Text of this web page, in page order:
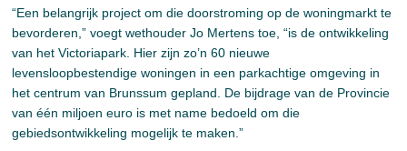
“Een belangrijk project om die doorstroming op de woningmarkt te
bevorderen,” voegt wethouder Jo Mertens toe, “is de ontwikkeling
van het Victoriapark. Hier zijn zo’n 60 nieuwe
levensloopbestendige woningen in een parkachtige omgeving in
het centrum van Brunssum gepland. De bijdrage van de Provincie
van één miljoen euro is met name bedoeld om die
gebiedsontwikkeling mogelijk te maken.”